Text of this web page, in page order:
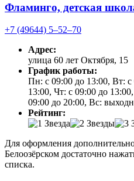
Фламинго, детская
+7 (49644) 5‒52‒70
Адрес:
улица 60 лет Октября, 15
График работы:
Пн: с 09:00 до 13:00, Вт:
13:00, Чт: с 09:00 до
09:00 до 20:00, Вс:
Рейтинг:
Для оформления
Белоозёрском достаточно
списка.